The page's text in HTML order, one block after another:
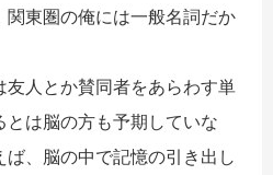
東圏の俺には一般名詞だか
人とか賛同者をあらわす単
は脳の方も予期していな
、脳の中で記憶の引き出し